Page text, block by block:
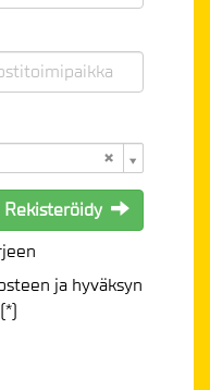
Rekisteröidy
ja hyväksyn